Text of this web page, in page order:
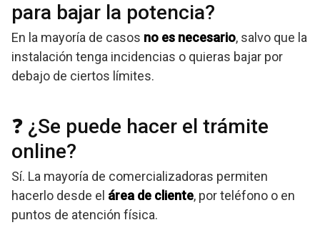
para bajar la potencia?
En la mayoría de casos no es necesario, salvo que la
instalación tenga incidencias o quieras bajar por
debajo de ciertos límites.
❓ ¿Se puede hacer el trámite
online?
Sí. La mayoría de comercializadoras permiten
hacerlo desde el área de cliente, por teléfono o en
puntos de atención física.